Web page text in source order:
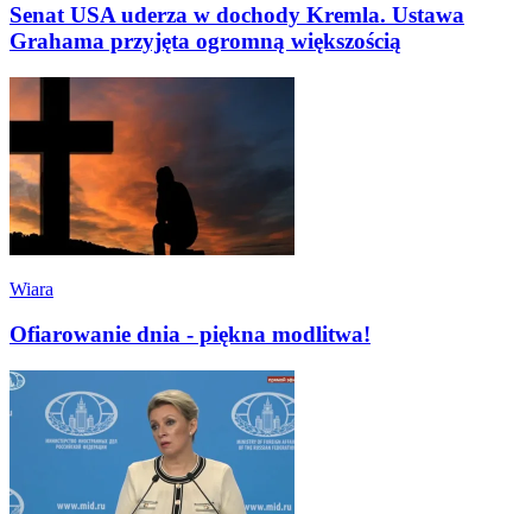
Senat USA uderza w dochody Kremla. Ustawa
Grahama przyjęta ogromną większością
Wiara
Ofiarowanie dnia - piękna modlitwa!